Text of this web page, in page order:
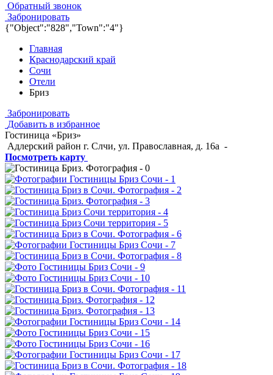
Обратный звонок
Забронировать
{"Object":"828","Town":"4"}
Главная
Краснодарский край
Сочи
Отели
Бриз
Забронировать
Добавить в избранное
Гостиница «Бриз»
Адлерский район г. Слчи, ул. Православная, д. 16а -
Посмотреть карту